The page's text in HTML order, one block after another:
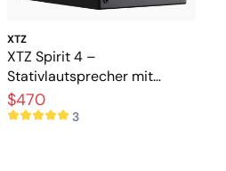
XTZ
XTZ Spirit 4 –
Stativlautsprecher mit
vollem und dynamischem
Klang
$470
3